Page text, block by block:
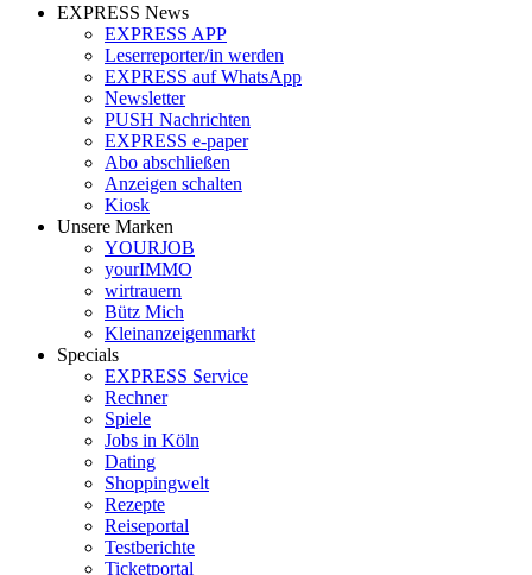
EXPRESS News
EXPRESS APP
Leserreporter/in werden
EXPRESS auf WhatsApp
Newsletter
PUSH Nachrichten
EXPRESS e-paper
Abo abschließen
Anzeigen schalten
Kiosk
Unsere Marken
YOURJOB
yourIMMO
wirtrauern
Bütz Mich
Kleinanzeigenmarkt
Specials
EXPRESS Service
Rechner
Spiele
Jobs in Köln
Dating
Shoppingwelt
Rezepte
Reiseportal
Testberichte
Ticketportal